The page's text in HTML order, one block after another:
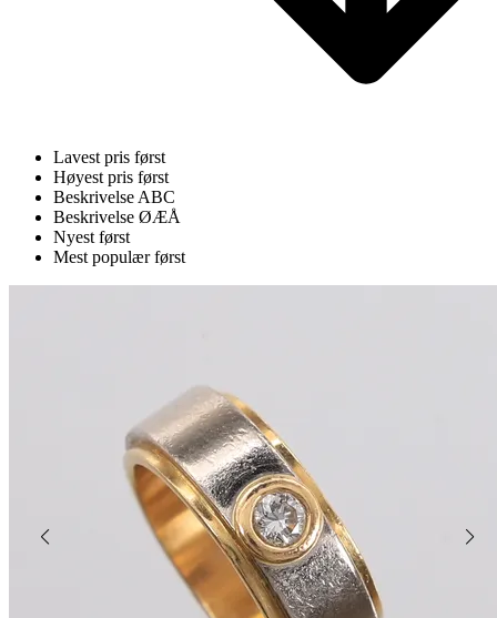
Lavest pris først
Høyest pris først
Beskrivelse ABC
Beskrivelse ØÆÅ
Nyest først
Mest populær først